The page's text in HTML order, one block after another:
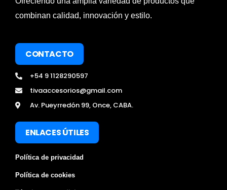
combinan calidad, innovación y estilo.
CONTACTO
+54 9 1128290597
tivaaccesorios@gmail.com
Av. Pueyrredón 99, Once, CABA.
ENLACES ÚTILES
Política de privacidad
Política de cookies